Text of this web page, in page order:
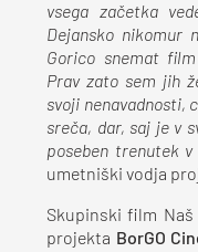
vsega začetka
Dejansko
Gorico snemat
Prav zato sem jih
svoji nenavadnosti,
sreča, dar, saj je v
poseben trenutek v
umetniški vodja
Skupinski film
projekta BorGO